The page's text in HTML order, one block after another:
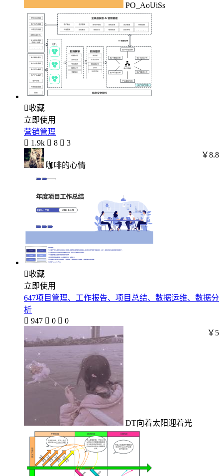
PO_AoUiSs
收藏
立即使用
营销管理
 1.9k  8  3
咖啡的心情
￥8.8
收藏
立即使用
647项目管理、工作报告、项目总结、数据运维、数据分
析
 947  0  0
DT向着太阳迎着光
￥5